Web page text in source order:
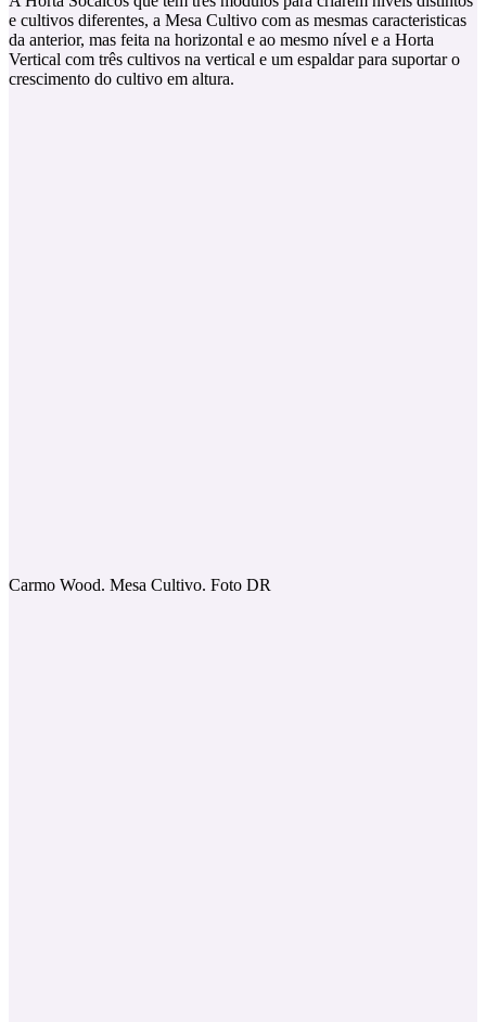
e cultivos diferentes, a Mesa Cultivo com as mesmas caracteristicas
da anterior, mas feita na horizontal e ao mesmo nível e a Horta
Vertical com três cultivos na vertical e um espaldar para suportar o
crescimento do cultivo em altura.
Carmo Wood. Mesa Cultivo. Foto DR